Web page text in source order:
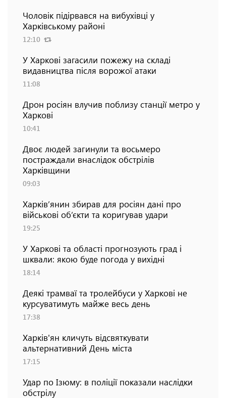
Чоловік підірвався на вибухівці у
Харківському районі
12:10
У Харкові загасили пожежу на складі
видавництва після ворожої атаки
11:08
Дрон росіян влучив поблизу станції метро у
Харкові
10:41
Двоє людей загинули та восьмеро
постраждали внаслідок обстрілів
Харківщини
09:03
Харків’янин збирав для росіян дані про
військові об’єкти та коригував удари
19:25
У Харкові та області прогнозують град і
шквали: якою буде погода у вихідні
18:14
Деякі трамваї та тролейбуси у Харкові не
курсуватимуть майже весь день
17:38
Харків'ян кличуть відсвяткувати
альтернативний День міста
17:15
Удар по Ізюму: в поліції показали наслідки
обстрілу